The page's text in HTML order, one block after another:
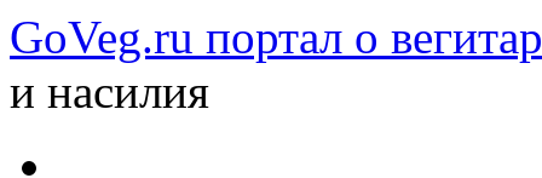
GoVeg.ru портал о
и насилия